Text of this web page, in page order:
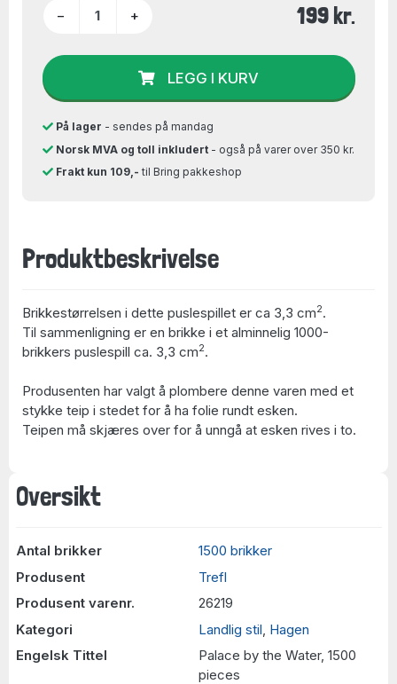
Oversikt
Antal brikker
1500 brikker
Produsent
Trefl
Produsent varenr.
26219
Kategori
Landlig stil Hagen
Engelsk Tittel
Palace by the Water, 1500
pieces
− + 199 kr.
LEGG I KURV
På lager - sendes på mandag
Norsk MVA og toll inkludert- også på varer over 350 kr.
Frakt kun 109,- til Bring pakkeshop
Produktbeskrivelse
Brikkestørrelsen i dette puslespillet er ca 3,3 cm2.
Til sammenligning er en brikke i et alminnelig 1000-
brikkers puslespill ca. 3,3 cm2.
Produsenten har valgt å plombere denne varen med et
stykke teip i stedet for å ha folie rundt esken.
Teipen må skjæres over for å unngå at esken rives i to.